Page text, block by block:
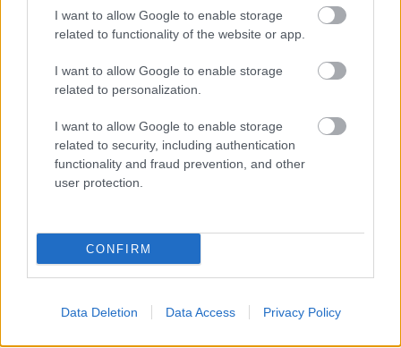
I want to allow Google to enable storage
related to functionality of the website or app.
I want to allow Google to enable storage
related to personalization.
I want to allow Google to enable storage
related to security, including authentication
functionality and fraud prevention, and other
user protection.
CONFIRM
Data Deletion Data Access Privacy Policy
Támogatás
Támogasd adományoddal
a ManUtdFanatics.hu működését!
Kapcsolódó hírek